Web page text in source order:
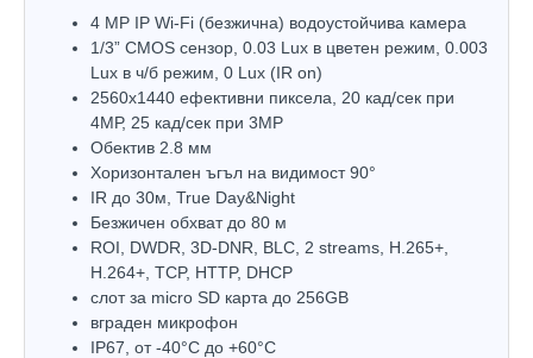
4 MP IP Wi-Fi (безжична) водоустойчива камера
1/3” CMOS сензор, 0.03 Lux в цветен режим, 0.003
Lux в ч/б режим, 0 Lux (IR on)
2560х1440 ефективни пиксела, 20 кад/сек при
4МР, 25 кад/сек при 3MP
Обектив 2.8 мм
Хоризонтален ъгъл на видимост 90°
IR до 30м, True Day&Night
Безжичен обхват до 80 м
ROI, DWDR, 3D-DNR, BLC, 2 streams, H.265+,
H.264+, TCP, HTTP, DHCP
слот за micro SD карта до 256GB
вграден микрофон
IP67, oт -40°С до +60°С